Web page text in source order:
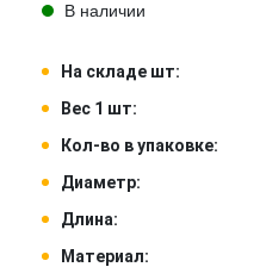
В наличии
На складе шт:
Вес 1 шт:
Кол-во в упаковке:
Диаметр:
Длина:
Материал: